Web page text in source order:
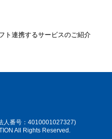
ト連携するサービスのご紹介
人番号：4010001027327)
All Rights Reserved.